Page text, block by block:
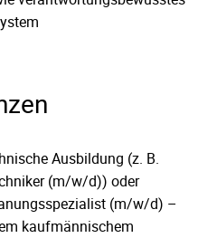
Ausbildung (z. B.
(m/w/d)) oder
(m/w/d) –
kaufmännischem